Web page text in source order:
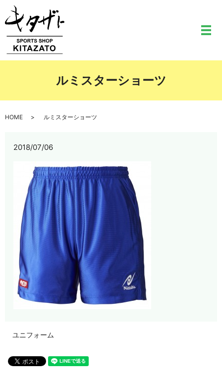
メ
ルミスターショーツ
HOME ルミスターショーツ
2018/07/06
ユニフォーム